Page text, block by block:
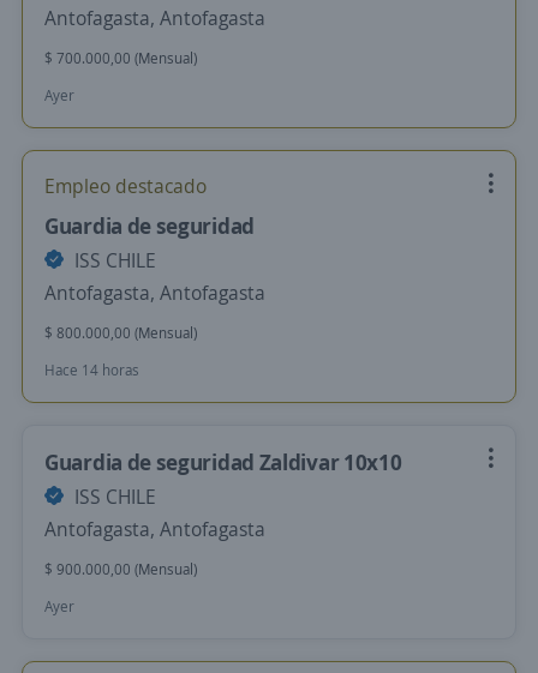
Antofagasta, Antofagasta
$ 700.000,00 (Mensual)
Ayer
Empleo destacado
Guardia de seguridad
ISS CHILE
Antofagasta, Antofagasta
$ 800.000,00 (Mensual)
Hace 14 horas
Guardia de seguridad Zaldivar 10x10
ISS CHILE
Antofagasta, Antofagasta
$ 900.000,00 (Mensual)
Ayer